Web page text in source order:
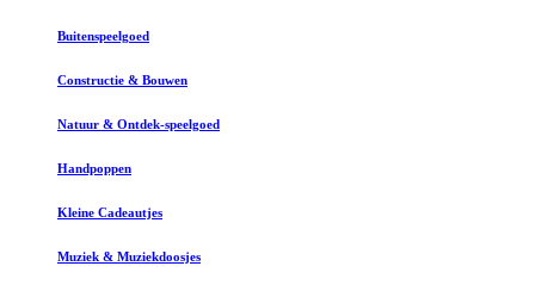
Buitenspeelgoed
Constructie & Bouwen
Natuur & Ontdek-speelgoed
Handpoppen
Kleine Cadeautjes
Muziek & Muziekdoosjes